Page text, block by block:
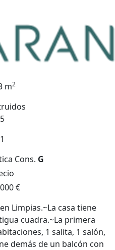
m2
5
1
Cons. G
€
Limpias.~La casa tiene
cuadra.~La primera
1 salita, 1 salón,
demás de un balcón con